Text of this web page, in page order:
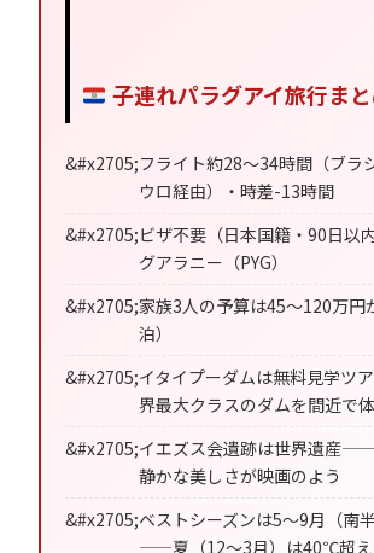
子連れパラグアイ旅行ま
フライト約28〜34時間（ブラ
ウロ経由）・時差-13時間
ビザ不要（日本国籍・90日以
グアラニー（PYG）
家族3人の予算は45〜120万円
泊）
イタイプーダムは無料見学ツ
界最大クラスのダムを間近で
イエズス会遺跡は世界遺産
静かな美しさが映画のよう
ベストシーズンは5〜9月（南半
——夏（12〜3月）は40℃超え